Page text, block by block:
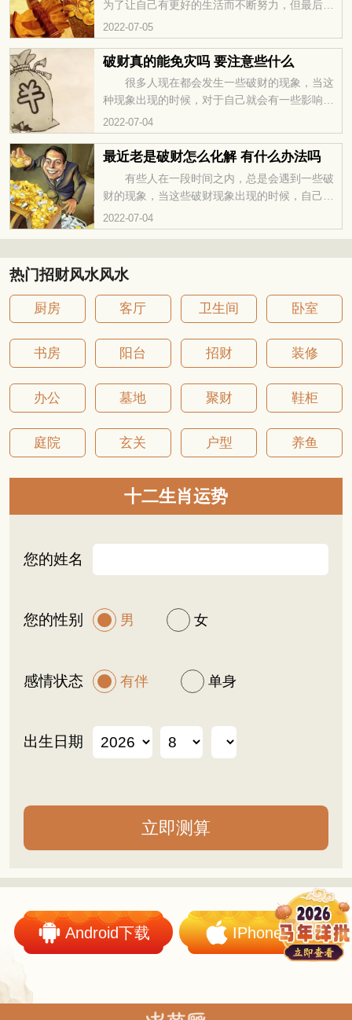
为了让自己有更好的生活而不断努力，但最后还
是不能存到钱的，因为各种各样的事情而导致钱
财流失，因此生活中的经济压力很大。一起来了
解一下该怎么解决破财的问题吧，有需要的朋友
2022-07-05
破财真的能免灾吗 要注意些什么
很多人现在都会发生一些破财的现象，当这
种现象出现的时候，对于自己就会有一些影响，
而且破财的现象对于人们来说，不管是个人运
势，还是家庭的运势都会产生一些影响，那么破
财真的能免灾的呢？具体应该怎么做呢？ 什
了财物，就会用破财消灾来安慰自己，意思是，
虽然丢失了财物，但是也因此逃过了一次灾难，
所谓祸兮福所倚，福兮祸所伏嘛。但是，不少江
湖骗子打着破财消灾的幌子
2022-07-04
最近老是破财怎么化解 有什么办法吗
有些人在一段时间之内，总是会遇到一些破
财的现象，当这些破财现象出现的时候，自己的
运势都会发生不一样的转变，对于自己运势的影
响是很大的，那么如果经常会出现这种情况，应
试换种钱包颜色 相信大部分人买钱包的时
候，肯定是根据的喜好挑颜色和款式的，很少人
会根据风水知识挑钱包颜色的。那么大家又知不
知道破财跟钱包颜色有什么关系呢？红色钱包破
2022-07-04
热门招财风水风水
厨房 客厅 卫生间 卧室
书房 阳台 招财 装修
办公 墓地 聚财 鞋柜
庭院 玄关 户型 养鱼
十二生肖运势
您的姓名
您的性别 男 女
感情状态 有伴 单身
出生日期
Android下载 IPhone下载